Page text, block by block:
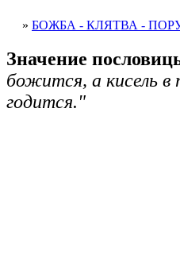
» БОЖБА - КЛЯТВА -
Значение
божится, а кисель в
годится."